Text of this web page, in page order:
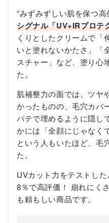
“みずみずしい肌を保つ高
シグナル「UV+IRプロテ
くりとしたクリームで「
いと塗れないかたさ」「
スチャー」など、塗り心
た。
肌補整力の面では、ツヤ
かったものの、毛穴カバ
パテで埋めるように隠し
かには「全顔にじゃなく
という人もいたほど、毛
た。
UVカット力をテストし
8％で高評価！ 崩れにく
も頼もしい商品です。